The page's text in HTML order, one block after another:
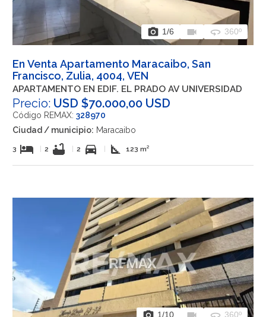
photo_camera 1/6 videocam 360 360º
En Venta Apartamento Maracaibo, San
Francisco, Zulia, 4004, VEN
APARTAMENTO EN EDIF. EL PRADO AV UNIVERSIDAD
Precio: USD $70.000,00 USD
Código REMAX: 328970
Ciudad / municipio: Maracaibo
3 hotel 2 bathtub 2 directions_car square_foot 123 m²
1/10 360º